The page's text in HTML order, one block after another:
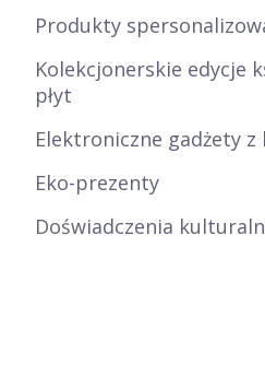
Produkty
Kolekcjonerskie edycje
płyt
Elektroniczne gadżety
Eko-prezenty
Doświadczenia